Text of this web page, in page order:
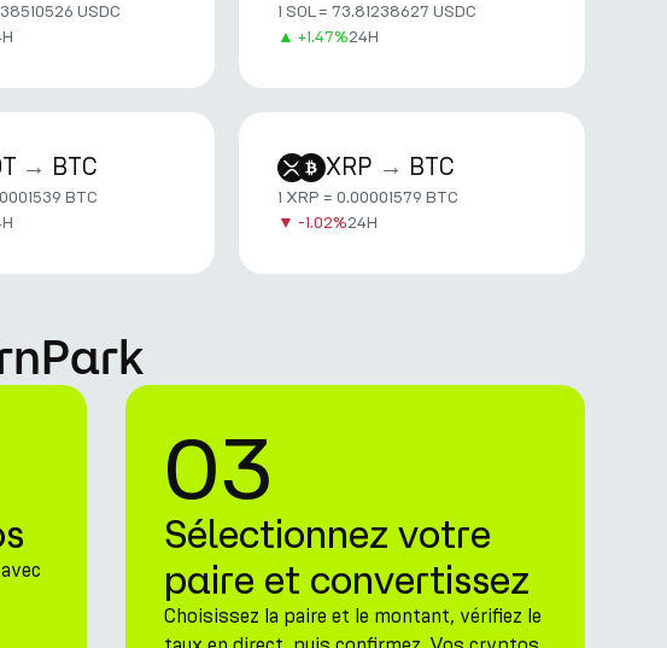
USDC
1 SOL = 73.81238627 USDC
▲ +1.47%24H
→ BTC
BTC
XRP → BTC
1 XRP = 0.00001579 BTC
▼ -1.02%24H
03
Sélectionnez votre
paire et convertissez
Choisissez la paire et le montant, vérifiez le